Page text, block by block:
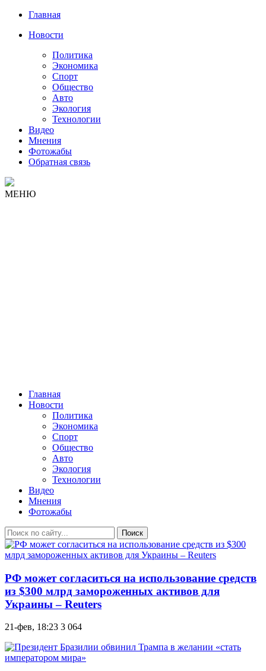
Главная
Новости
Политика
Экономика
Спорт
Общество
Авто
Экология
Технологии
Видео
Мнения
Фотожабы
Обратная связь
МЕНЮ
Главная
Новости
Политика
Экономика
Спорт
Общество
Авто
Экология
Технологии
Видео
Мнения
Фотожабы
Поиск
РФ может согласиться на использование средств
из $300 млрд замороженных активов для
Украины – Reuters
21-фев, 18:23 3 064